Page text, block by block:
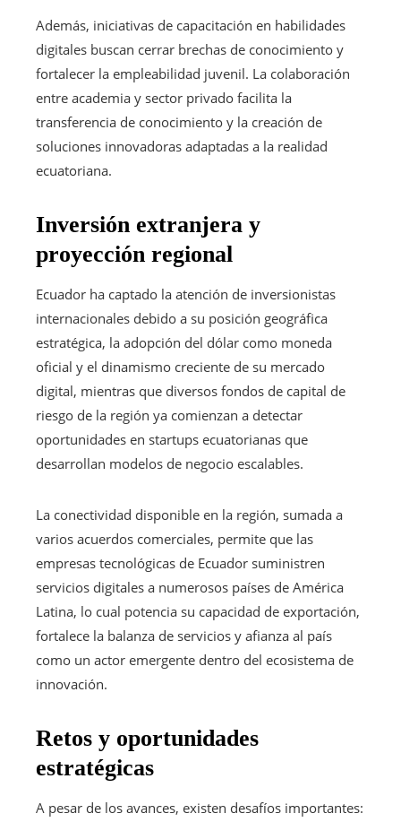
Además, iniciativas de capacitación en habilidades
digitales buscan cerrar brechas de conocimiento y
fortalecer la empleabilidad juvenil. La colaboración
entre academia y sector privado facilita la
transferencia de conocimiento y la creación de
soluciones innovadoras adaptadas a la realidad
ecuatoriana.
Inversión extranjera y
proyección regional
Ecuador ha captado la atención de inversionistas
internacionales debido a su posición geográfica
estratégica, la adopción del dólar como moneda
oficial y el dinamismo creciente de su mercado
digital, mientras que diversos fondos de capital de
riesgo de la región ya comienzan a detectar
oportunidades en startups ecuatorianas que
desarrollan modelos de negocio escalables.
La conectividad disponible en la región, sumada a
varios acuerdos comerciales, permite que las
empresas tecnológicas de Ecuador suministren
servicios digitales a numerosos países de América
Latina, lo cual potencia su capacidad de exportación,
fortalece la balanza de servicios y afianza al país
como un actor emergente dentro del ecosistema de
innovación.
Retos y oportunidades
estratégicas
A pesar de los avances, existen desafíos importantes: